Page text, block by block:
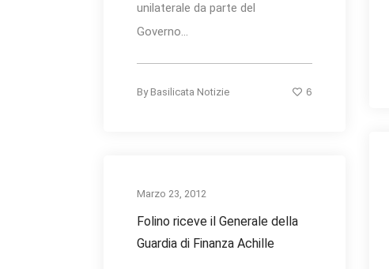
unilaterale da parte del
Governo...
By Basilicata Notizie 6
Marzo 23, 2012
Folino riceve il Generale della
Guardia di Finanza Achille